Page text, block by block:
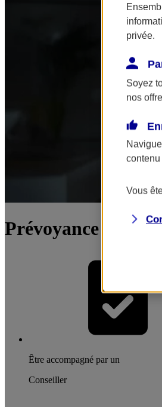
Prévoyance du
Être accompagné par un
Conseiller
privée.
Soyez
nos
Vous